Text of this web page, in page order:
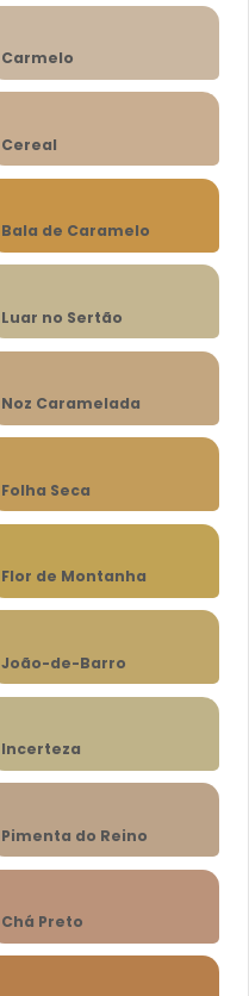
Carmelo
Cereal
Bala de Caramelo
Luar no Sertão
Noz Caramelada
Folha Seca
Flor de Montanha
João-de-Barro
Incerteza
Pimenta do Reino
Chá Preto